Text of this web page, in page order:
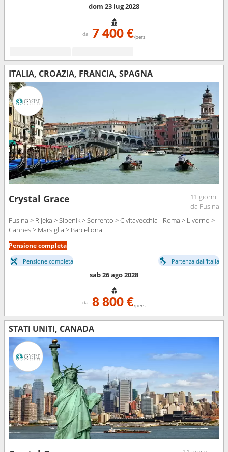
dom 23 lug 2028
da 7 400 €/pers
ITALIA, CROAZIA, FRANCIA, SPAGNA
Crystal Grace
11 giorni
da Fusina
Fusina > Rijeka > Sibenik > Sorrento > Civitavecchia - Roma > Livorno >
Cannes > Marsiglia > Barcellona
Pensione completa
Pensione completa Partenza dall'Italia
sab 26 ago 2028
da 8 800 €/pers
STATI UNITI, CANADA